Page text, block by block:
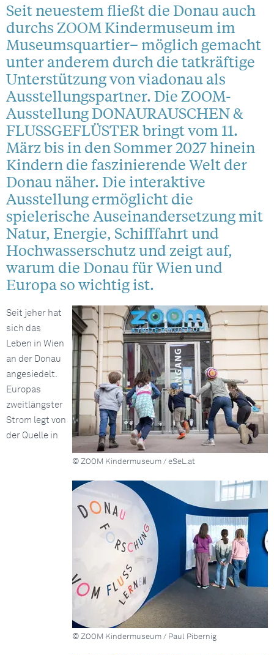
Seit neuestem fließt die Donau auch
durchs ZOOM Kindermuseum im
Museumsquartier– möglich gemacht
unter anderem durch die tatkräftige
Unterstützung von viadonau als
Ausstellungspartner. Die ZOOM-
Ausstellung DONAURAUSCHEN &
FLUSSGEFLÜSTER bringt vom 11.
März bis in den Sommer 2027 hinein
Kindern die faszinierende Welt der
Donau näher. Die interaktive
Ausstellung ermöglicht die
spielerische Auseinandersetzung mit
Natur, Energie, Schifffahrt und
Hochwasserschutz und zeigt auf,
warum die Donau für Wien und
Europa so wichtig ist.
© ZOOM Kindermuseum / eSeL.at
© ZOOM Kindermuseum / Paul Pibernig
Seit jeher hat
sich das
Leben in Wien
an der Donau
angesiedelt.
Europas
zweitlängster
Strom legt von
der Quelle in